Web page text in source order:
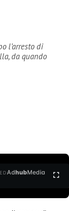
l’arresto di
da quando
AdhubMedia